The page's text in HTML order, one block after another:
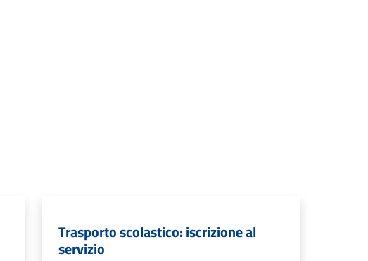
Trasporto scolastico: iscrizione al
servizio